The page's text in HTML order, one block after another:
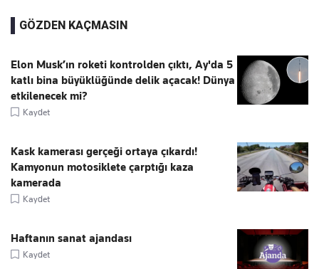
GÖZDEN KAÇMASIN
Elon Musk’ın roketi kontrolden çıktı, Ay'da 5
katlı bina büyüklüğünde delik açacak! Dünya
etkilenecek mi?
Kaydet
Kask kamerası gerçeği ortaya çıkardı!
Kamyonun motosiklete çarptığı kaza
kamerada
Kaydet
Haftanın sanat ajandası
Kaydet